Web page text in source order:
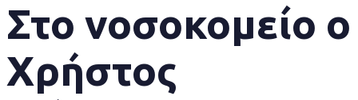
Στο νοσοκομείο ο
Χρήστος